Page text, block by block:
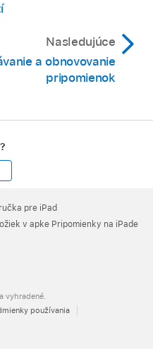
Nasledujúce
a obnovovanie
pripomienok
pre iPad
v apke Pripomienky na iPade
vyhradené.
používania